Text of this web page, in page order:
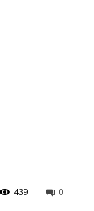
0
439